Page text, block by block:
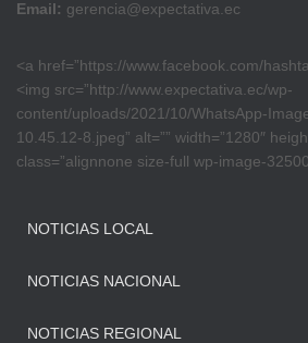
Email: gerencia@expectativa.ec
<a href=”https://www.facebook.com/
<img src=”http://www.expectativa.ec/wp-
content/uploads/2021/10/WhatsApp-
10.45.12-8.jpeg” alt=”” width=”1280″
class=”alignnone size-full wp-image-
NOTICIAS LOCAL
NOTICIAS NACIONAL
NOTICIAS REGIONAL